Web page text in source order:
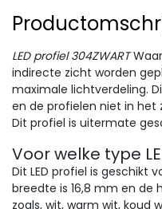
LED profiel 304ZWART
indirecte zicht worden
maximale lichtverdeling.
en de profielen niet in het
Dit profiel is uitermate
Voor welke type
Dit LED profiel is geschikt
breedte is 16,8 mm en de
zoals, wit, warm wit, koud